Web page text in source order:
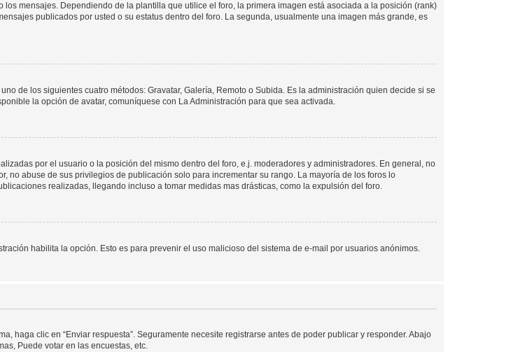
mensajes. Dependiendo de la plantilla que utilice el foro, la primera imagen está asociada a la posición (rank)
publicados por usted o su estatus dentro del foro. La segunda, usualmente una imagen más grande, es
de los siguientes cuatro métodos: Gravatar, Galería, Remoto o Subida. Es la administración quien decide si se
la opción de avatar, comuníquese con La Administración para que sea activada.
por el usuario o la posición del mismo dentro del foro, e.j. moderadores y administradores. En general, no
no abuse de sus privilegios de publicación solo para incrementar su rango. La mayoría de los foros lo
realizadas, llegando incluso a tomar medidas mas drásticas, como la expulsión del foro.
habilita la opción. Esto es para prevenir el uso malicioso del sistema de e-mail por usuarios anónimos.
haga clic en “Enviar respuesta”. Seguramente necesite registrarse antes de poder publicar y responder. Abajo
Puede votar en las encuestas, etc.